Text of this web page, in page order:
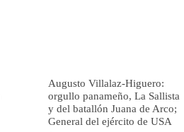
Augusto Villalaz-Higuero:
orgullo panameño, La Sallista
y del batallón Juana de Arco;
General del ejército de USA